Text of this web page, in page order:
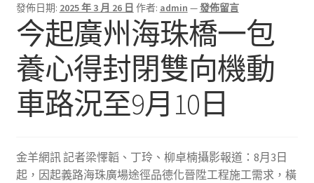
發佈日期: 2025 年 3 月 26 日 作者: admin —發佈留言
​今起廣州海珠橋一包
養心得封閉雙向機動
車路況至9月10日
金羊網訊 記者梁懌韜、丁玲、柳卓楠攝影報道：8月3日
起，因起義路海珠廣場途徑品德化晉陞工程施工需求，橫